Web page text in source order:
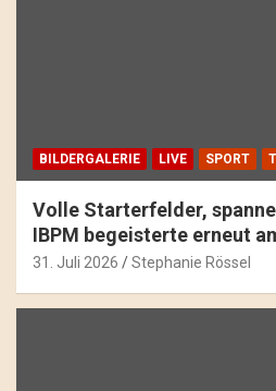
BILDERGALERIE LIVE SPORT
Volle Starterfelder,
IBPM begeisterte erneut
31. Juli 2026 Stephanie Rössel